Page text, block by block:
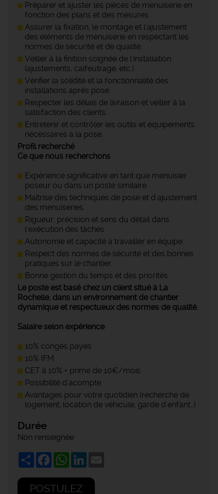
Préparer et ajuster les pièces de menuiserie en
fonction des plans et des mesures.
Assurer la fixation, le montage et l’ajustement
des éléments de menuiserie en respectant les
normes de sécurité et de qualité.
Veiller à la finition soignée de l'installation
(ajustements, calfeutrage, etc.).
Vérifier la solidité et la fonctionnalité des
installations après pose.
Respecter les délais de livraison et veiller à la
satisfaction des clients.
Entretenir et contrôler les outils et équipements
nécessaires à la pose.
Profil recherché
Ce que nous recherchons
Expérience significative en tant que menuisier
poseur ou dans un poste similaire.
Maîtrise des techniques de pose et d'ajustement
des menuiseries.
Rigueur, précision et sens du détail dans
l'exécution des tâches.
Autonomie et capacité à travailler en équipe.
Respect des normes de sécurité et des bonnes
pratiques sur le chantier.
Bonne gestion du temps et des priorités.
Le poste est basé chez un client situé à La
Rochelle, dans un environnement de chantier
dynamique et respectueux des normes de qualité.
Salaire selon expérience
10% congés payés
10% IFM
CET à 10% + prime de 10€/mois
Possibilité d'acompte
Avantages pour votre quotidien (recherche de
logement, location de véhicule, garde d'enfant…)
Durée
Non renseignée
ShareFacebookWhatsApp
LinkedIn
POSTULEZ